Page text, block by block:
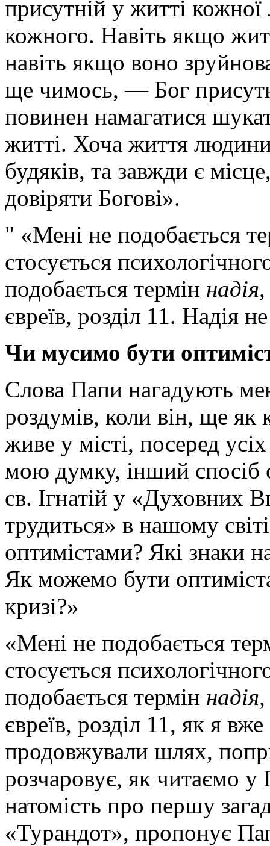
присутній у житті
кожного. Навіть якщо
навіть якщо воно
ще чимось, — Бог
повинен намагатися
житті. Хоча життя
будяків, та завжди є
довіряти Богові».
" «Мені не подобається
стосується
подобається термін надія
євреїв, розділ 11. Надія
Чи мусимо бути
Слова Папи нагадують
роздумів, коли він, ще
живе у місті, посеред
мою думку, інший спосіб
св. Ігнатій у «Духовних
трудиться» в нашому
оптимістами? Які знаки
Як можемо бути
кризі?»
«Мені не подобається
стосується
подобається термін надія,
євреїв, розділ 11, як я
продовжували шлях,
розчаровує, як читаємо
натомість про першу
«Турандот», пропонує